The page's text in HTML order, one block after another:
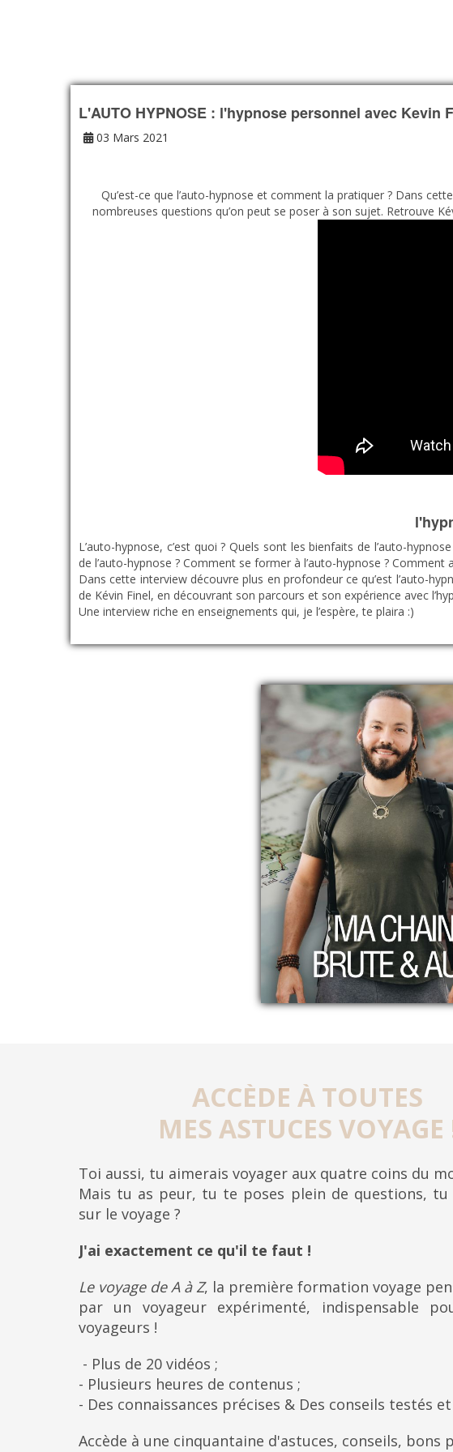
L'AUTO HYPNOSE : l'hypnose personnel avec Kevin
03 Mars 2021
Qu’est-ce que l’auto-hypnose et comment la pratiquer ? Dans
nombreuses questions qu’on peut se poser à son sujet. Retrouve
L’auto-hypnose, c’est quoi ? Quels sont les bienfaits de l’auto-
de l’auto-hypnose ? Comment se former à l’auto-hypnose ? Comment
Dans cette interview découvre plus en profondeur ce qu’est l’auto-
de Kévin Finel, en découvrant son parcours et son expérience avec
Une interview riche en enseignements qui, je l’espère, te plaira :)
ACCÈDE À TOUTES
MES ASTUCES VOYAGE
Toi aussi, tu aimerais voyager aux quatre coins du
Mais tu as peur, tu te poses plein de questions, tu
sur le voyage ?
J'ai exactement ce qu'il te faut !
Le voyage de A à Z, la première formation voyage
par un voyageur expérimenté, indispensable
voyageurs !
- Plus de 20 vidéos ;
- Plusieurs heures de contenus ;
- Des connaissances précises & Des conseils testés
Accède à une cinquantaine d'astuces, conseils, bons